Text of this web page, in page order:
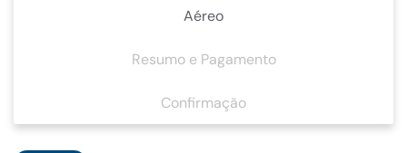
Aéreo
Resumo e Pagamento
Confirmação